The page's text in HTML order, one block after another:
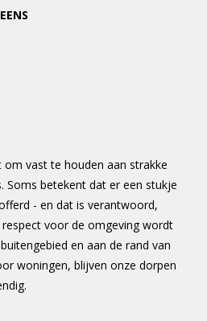
vast te houden aan strakke
Soms betekent dat er een stukje
- en dat is verantwoord,
voor de omgeving wordt
en aan de rand van
woningen, blijven onze dorpen